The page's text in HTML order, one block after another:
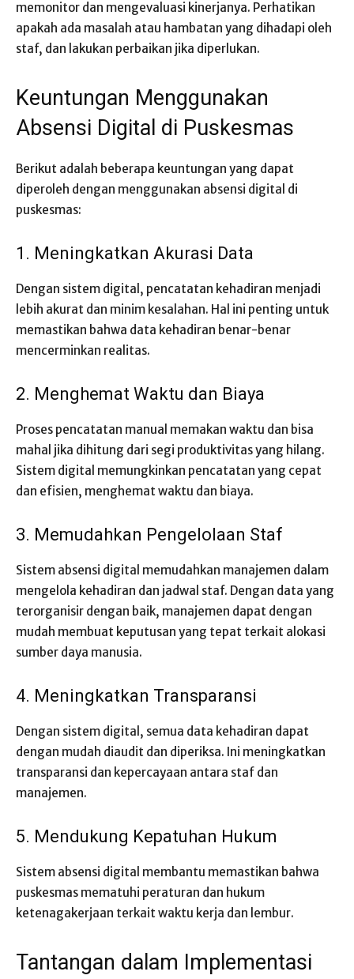
memonitor dan mengevaluasi kinerjanya. Perhatikan
apakah ada masalah atau hambatan yang dihadapi oleh
staf, dan lakukan perbaikan jika diperlukan.
Keuntungan Menggunakan
Absensi Digital di Puskesmas
Berikut adalah beberapa keuntungan yang dapat
diperoleh dengan menggunakan absensi digital di
puskesmas:
1. Meningkatkan Akurasi Data
Dengan sistem digital, pencatatan kehadiran menjadi
lebih akurat dan minim kesalahan. Hal ini penting untuk
memastikan bahwa data kehadiran benar-benar
mencerminkan realitas.
2. Menghemat Waktu dan Biaya
Proses pencatatan manual memakan waktu dan bisa
mahal jika dihitung dari segi produktivitas yang hilang.
Sistem digital memungkinkan pencatatan yang cepat
dan efisien, menghemat waktu dan biaya.
3. Memudahkan Pengelolaan Staf
Sistem absensi digital memudahkan manajemen dalam
mengelola kehadiran dan jadwal staf. Dengan data yang
terorganisir dengan baik, manajemen dapat dengan
mudah membuat keputusan yang tepat terkait alokasi
sumber daya manusia.
4. Meningkatkan Transparansi
Dengan sistem digital, semua data kehadiran dapat
dengan mudah diaudit dan diperiksa. Ini meningkatkan
transparansi dan kepercayaan antara staf dan
manajemen.
5. Mendukung Kepatuhan Hukum
Sistem absensi digital membantu memastikan bahwa
puskesmas mematuhi peraturan dan hukum
ketenagakerjaan terkait waktu kerja dan lembur.
Tantangan dalam Implementasi